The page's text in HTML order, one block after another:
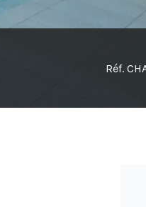
Réf.